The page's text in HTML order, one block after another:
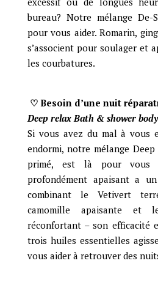
bureau? Notre mélange De-
pour vous aider. Romarin,
s’associent pour soulager et
les courbatures.
♡ Besoin d’une nuit
Deep relax Bath & shower
Si vous avez du mal à vous
endormi, notre mélange
primé, est là pour vous
profondément apaisant a
combinant le Vetivert
camomille apaisante et
réconfortant – son efficacité
trois huiles essentielles
vous aider à retrouver des